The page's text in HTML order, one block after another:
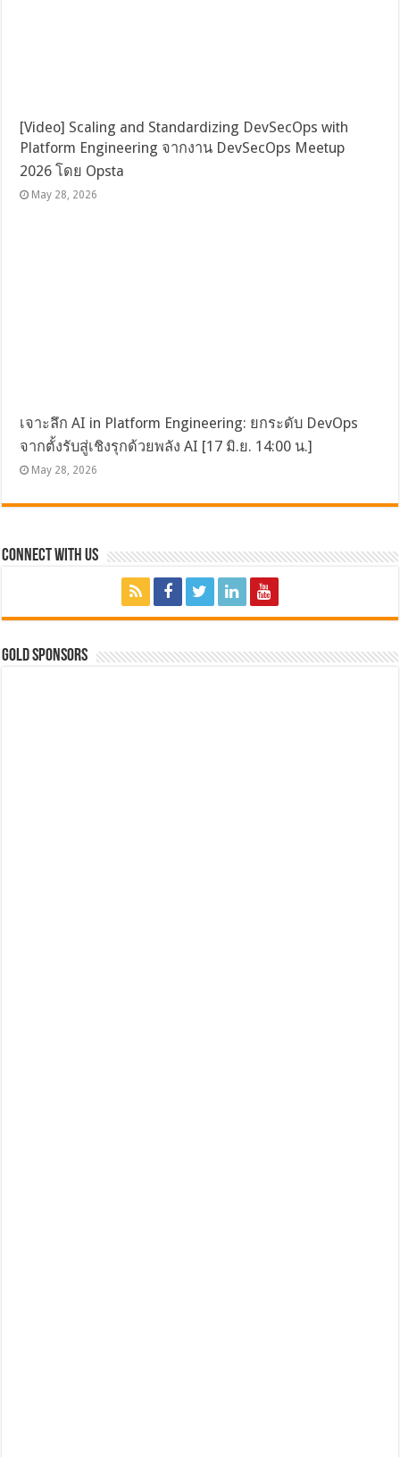
[Video] Scaling and Standardizing DevSecOps with
Platform Engineering จากงาน DevSecOps Meetup
2026 โดย Opsta
May 28, 2026
เจาะลึก AI in Platform Engineering: ยกระดับ DevOps
จากตั้งรับสู่เชิงรุกด้วยพลัง AI [17 มิ.ย. 14:00 น.]
May 28, 2026
Connect with Us
GOLD SPONSORS